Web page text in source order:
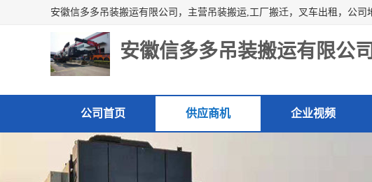
安徽信多多吊装搬运有限公司
公司首页 供应商机 企业视频